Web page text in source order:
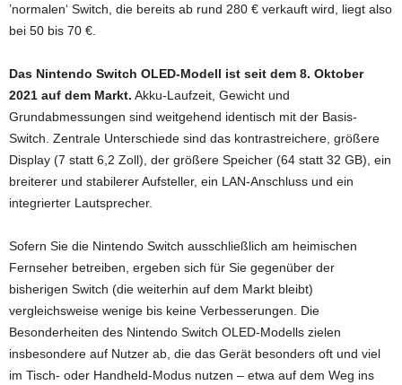
’normalen‘ Switch, die bereits ab rund 280 € verkauft wird, liegt also
bei 50 bis 70 €.
Das Nintendo Switch OLED-Modell ist seit dem 8. Oktober
2021 auf dem Markt. Akku-Laufzeit, Gewicht und
Grundabmessungen sind weitgehend identisch mit der Basis-
Switch. Zentrale Unterschiede sind das kontrastreichere, größere
Display (7 statt 6,2 Zoll), der größere Speicher (64 statt 32 GB), ein
breiterer und stabilerer Aufsteller, ein LAN-Anschluss und ein
integrierter Lautsprecher.
Sofern Sie die Nintendo Switch ausschließlich am heimischen
Fernseher betreiben, ergeben sich für Sie gegenüber der
bisherigen Switch (die weiterhin auf dem Markt bleibt)
vergleichsweise wenige bis keine Verbesserungen. Die
Besonderheiten des Nintendo Switch OLED-Modells zielen
insbesondere auf Nutzer ab, die das Gerät besonders oft und viel
im Tisch- oder Handheld-Modus nutzen – etwa auf dem Weg ins